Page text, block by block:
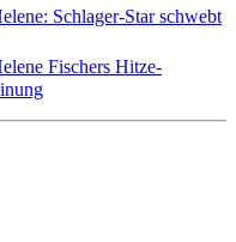
Schlager-Star schwebt
Fischers Hitze-